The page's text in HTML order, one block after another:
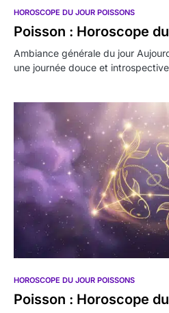
HOROSCOPE DU JOUR POISSONS
Poisson : Horoscope
Ambiance générale du jour
une journée douce et
HOROSCOPE DU JOUR POISSONS
Poisson : Horoscope